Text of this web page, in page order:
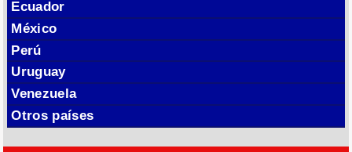
Ecuador
México
Perú
Uruguay
Venezuela
Otros países